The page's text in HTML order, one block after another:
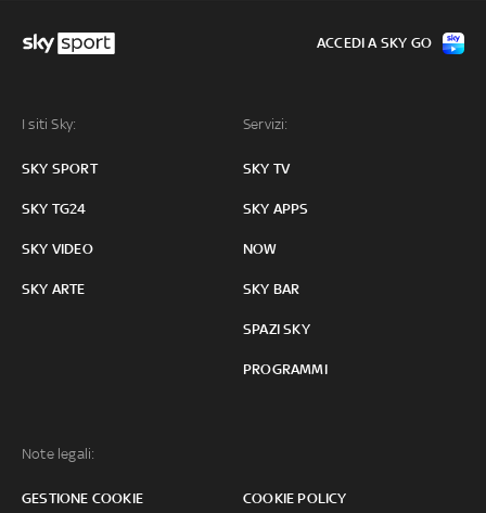
I siti Sky:
SKY SPORT
SKY TG24
SKY VIDEO
SKY ARTE
Servizi:
SKY TV
SKY APPS
NOW
SKY BAR
SPAZI SKY
PROGRAMMI
Note legali:
GESTIONE COOKIE COOKIE POLICY
ACCEDI A SKY GO